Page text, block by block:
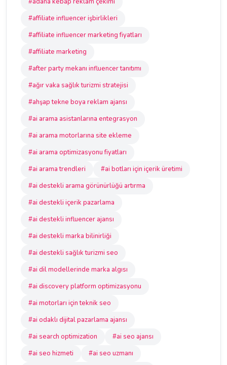
#affiliate influencer işbirlikleri
#affiliate influencer marketing fiyatları
#affiliate marketing
#after party mekanı influencer tanıtımı
#ağır vaka sağlık turizmi stratejisi
#ahşap tekne boya reklam ajansı
#ai arama asistanlarına entegrasyon
#ai arama motorlarına site ekleme
#ai arama optimizasyonu fiyatları
#ai arama trendleri
#ai botları için içerik üretimi
#ai destekli arama görünürlüğü artırma
#ai destekli içerik pazarlama
#ai destekli influencer ajansı
#ai destekli marka bilinirliği
#ai destekli sağlık turizmi seo
#ai dil modellerinde marka algısı
#ai discovery platform optimizasyonu
#ai motorları için teknik seo
#ai odaklı dijital pazarlama ajansı
#ai search optimization
#ai seo ajansı
#ai seo hizmeti
#ai seo uzmanı